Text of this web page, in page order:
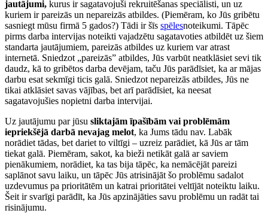
jautājumi, kurus ir sagatavojuši rekruitēšanas speciālisti, un uz
kuriem ir pareizās un nepareizās atbildes. (Piemēram, ko Jūs gribētu
sasniegt mūsu firmā 5 gados?) Tādi ir šīs spēlesnoteikumi. Tāpēc
pirms darba intervijas noteikti vajadzētu sagatavoties atbildēt uz šiem
standarta jautājumiem, pareizās atbildes uz kuriem var atrast
internetā. Sniedzot „pareizās” atbildes, Jūs varbūt neatklāsiet sevi tik
daudz, kā to gribētos darba devējam, taču Jūs parādīsiet, ka ar mājas
darbu esat sekmīgi ticis galā. Sniedzot nepareizās atbildes, Jūs ne
tikai atklāsiet savas vājības, bet arī parādīsiet, ka neesat
sagatavojušies nopietni darba intervijai.
Uz jautājumu par jūsu sliktajām īpašībām vai problēmām
iepriekšējā darbā nevajag melot, ka Jums tādu nav. Labāk
norādiet tādas, bet dariet to viltīgi – uzreiz parādiet, kā Jūs ar tām
tiekat galā. Piemēram, sakot, ka bieži netikāt galā ar saviem
pienākumiem, norādiet, ka tas bija tāpēc, ka nemācējāt pareizi
saplānot savu laiku, un tāpēc Jūs atrisinājāt šo problēmu sadalot
uzdevumus pa prioritātēm un katrai prioritātei veltījāt noteiktu laiku.
Šeit ir svarīgi parādīt, ka Jūs apzinājāties savu problēmu un radāt tai
risinājumu.